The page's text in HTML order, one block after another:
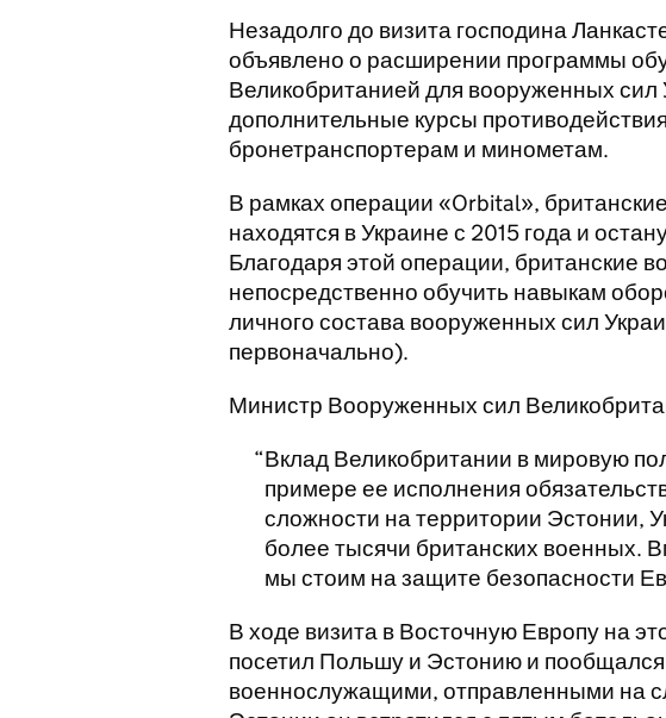
Незадолго до визита господина
объявлено о расширении программы
Великобританией для вооруженных
дополнительные курсы
бронетранспортерам и минометам.
В рамках операции «Orbital»,
находятся в Украине с 2015 года и
Благодаря этой операции, британские
непосредственно обучить навыкам
личного состава вооруженных сил
первоначально).
Министр Вооруженных сил
Вклад Великобритании в мировую
примере ее исполнения
сложности на территории Эстонии,
более тысячи британских военных.
мы стоим на защите безопасности
В ходе визита в Восточную Европу на
посетил Польшу и Эстонию и
военнослужащими, отправленными на